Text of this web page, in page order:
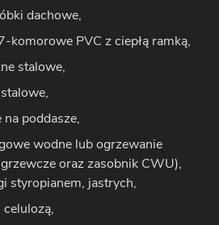
dachowe,
komorowe PVC z ciepłą ramką,
stalowe,
poddasze,
wodne lub ogrzewanie
oraz zasobnik CWU),
styropianem, jastrych,